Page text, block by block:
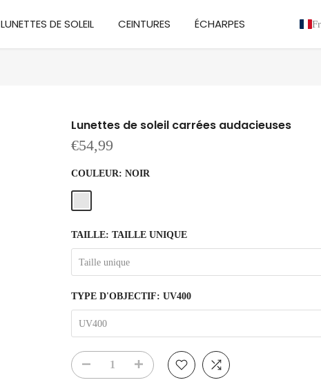
LUNETTES DE SOLEIL CEINTURES ÉCHARPES
Lunettes de soleil carrées audacieuses
€54,99
COULEUR: NOIR
TAILLE: TAILLE UNIQUE
Taille unique
TYPE D'OBJECTIF: UV400
UV400